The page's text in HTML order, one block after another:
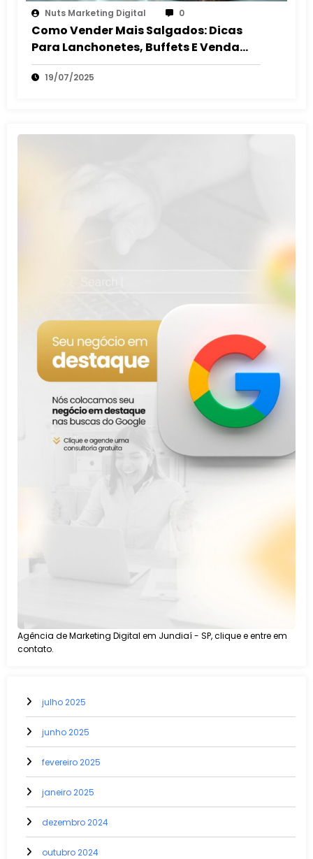
Nuts Marketing Digital 0
Como Vender Mais Salgados: Dicas
Para Lanchonetes, Buffets E Venda
Autônoma
19/07/2025
Agência de Marketing Digital em Jundiaí - SP, clique e entre em
contato.
julho 2025
junho 2025
fevereiro 2025
janeiro 2025
dezembro 2024
outubro 2024